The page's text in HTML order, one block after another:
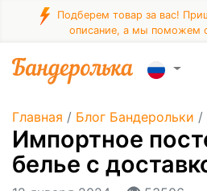
Подберем товар за вас!
описание, а мы поможем
Главная / Блог Бандерольки /
Импортное
белье с